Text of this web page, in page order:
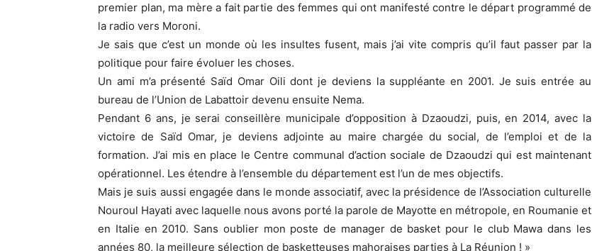
premier plan, ma mère a fait partie des femmes qui ont manifesté contre le départ programmé de
la radio vers Moroni.
Je sais que c’est un monde où les insultes fusent, mais j’ai vite compris qu’il faut passer par la
politique pour faire évoluer les choses.
Un ami m’a présenté Saïd Omar Oili dont je deviens la suppléante en 2001. Je suis entrée au
bureau de l’Union de Labattoir devenu ensuite Nema.
Pendant 6 ans, je serai conseillère municipale d’opposition à Dzaoudzi, puis, en 2014, avec la
victoire de Saïd Omar, je deviens adjointe au maire chargée du social, de l’emploi et de la
formation. J’ai mis en place le Centre communal d’action sociale de Dzaoudzi qui est maintenant
opérationnel. Les étendre à l’ensemble du département est l’un de mes objectifs.
Mais je suis aussi engagée dans le monde associatif, avec la présidence de l’Association culturelle
Nouroul Hayati avec laquelle nous avons porté la parole de Mayotte en métropole, en Roumanie et
en Italie en 2010. Sans oublier mon poste de manager de basket pour le club Mawa dans les
années 80, la meilleure sélection de basketteuses mahoraises parties à La Réunion ! »